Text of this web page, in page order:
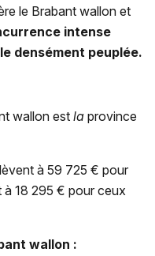
le Brabant wallon et
intense
densément peuplée.
wallon estla province
à 59 725 € pour
à 18 295 € pour ceux
wallon :